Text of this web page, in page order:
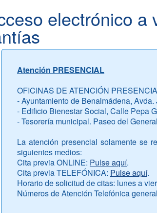
electrónico a
Atención PRESENCIAL
OFICINAS DE ATENCIÓN
- Ayuntamiento de Benalmádena,
- Edificio Bienestar Social, Calle Pepa
- Tesorería municipal. Paseo del
La atención presencial solamente se
siguientes medios:
Cita previa ONLINE: Pulse aquí.
Cita previa TELEFÓNICA: Pulse aquí.
Horario de solicitud de citas: lunes a
Números de Atención Telefónica